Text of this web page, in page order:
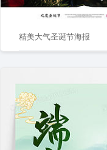
精美大气圣诞节海报